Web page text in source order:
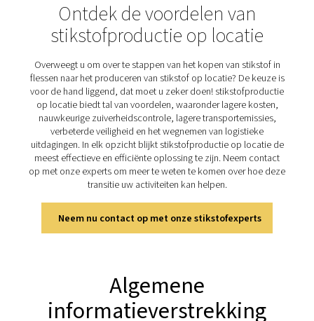
handhaven, waardoor de algehele efficiëntie en
de stikstofgeneratoren worden verbeterd. Deze
resulteert in een consistente, hoogwaardige
met minder onderhoud, waardoor de PPNG 100-800
beste keuze is voor verschillende industriële